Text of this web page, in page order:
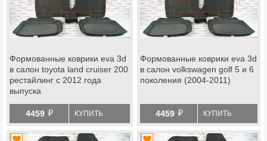
Формованные коврики eva 3d
в салон toyota land cruiser 200
рестайлинг с 2012 года
выпуска
4459 й КУПИТЬ
Формованные коврики eva 3d
в салон volkswagen golf 5 и 6
поколения (2004-2011)
4459 й КУПИТЬ